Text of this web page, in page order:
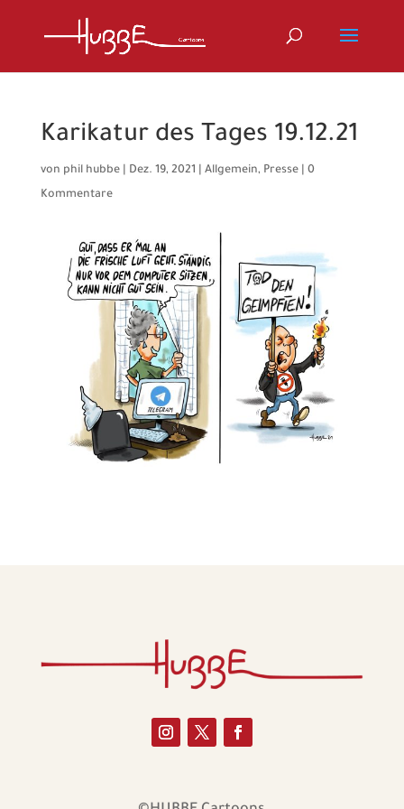
Karikatur des Tages 19.12.21
von phil hubbe| Dez. 19, 2021 Allgemein, Presse| 0
Kommentare